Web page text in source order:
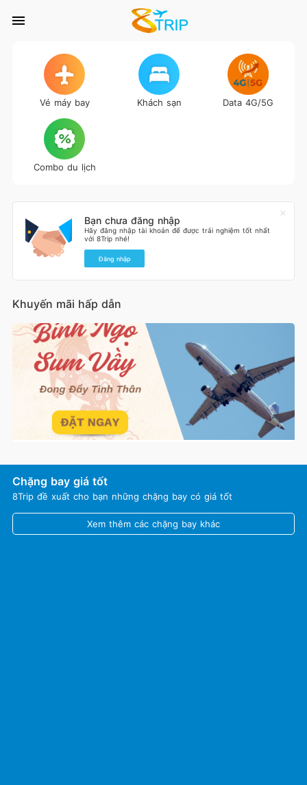
Vé máy bay Khách sạn Data 4G/5G
Combo du lịch
Bạn chưa đăng nhập
Hãy đăng nhập tài khoản để được trải nghiệm tốt nhất
với 8Trip nhé!
Đăng nhập
Khuyến mãi hấp dẫn
Chặng bay giá tốt
8Trip đề xuất cho bạn những chặng bay có giá tốt
Xem thêm các chặng bay khác